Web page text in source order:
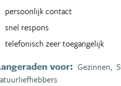
persoonlijk contact
snel respons
telefonisch zeer toegangelijk
voor: Gezinnen,